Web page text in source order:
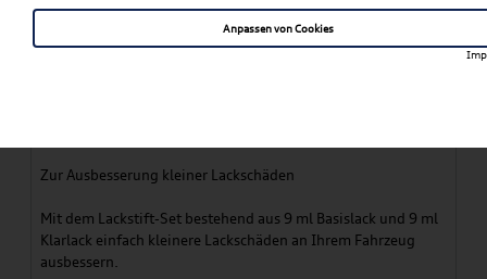
LST0M2X5Q
Zur Ausbesserung kleiner Lackschäden
Mit dem Lackstift-Set bestehend aus 9 ml Basislack und 9 ml
Klarlack einfach kleinere Lackschäden an Ihrem Fahrzeug
ausbessern.
Anpassen von Cookies